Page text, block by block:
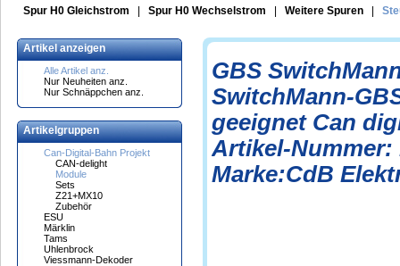
Spur H0 Gleichstrom Spur H0 Wechselstrom Weitere Spuren
Artikel anzeigen
Alle Artikel anz.
Nur Neuheiten anz.
Nur Schnäppchen anz.
Artikelgruppen
Can-Digital-Bahn Projekt
CAN-delight
Module
Sets
Z21+MX10
Zubehör
ESU
Märklin
Tams
Uhlenbrock
Viessmann-Dekoder
GBS
SwitchMann-
geeignet Can
Artikel-Nummer:
Marke:CdB